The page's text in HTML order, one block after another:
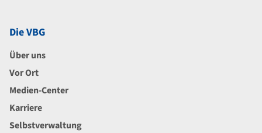
Die VBG
Über uns
Vor Ort
Medien-Center
Karriere
Selbstverwaltung